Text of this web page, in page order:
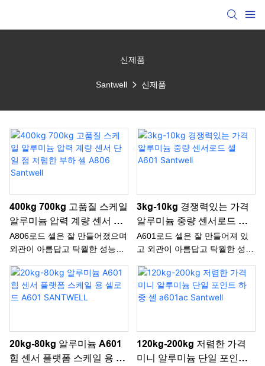
신제품
Santwell 신제품
400kg 700kg 고품질 스케일
알루미늄 압력 계량 센서 단
일 점 저렴한 부하 셀 A806
Santwell
A806로드 셀은 잘 만들어졌으며
외관이 아름답고 탁월한 성능과
니다. 그들이 시장에 나오면, 그
들은 대다수의 고객들이 빠르게
사랑 받고 추구했습니다.
3kg-10kg 경쟁력있는 가격
알루미늄 중량 센서로드 셀
A601 Santwell
A601로드 셀은 잘 만들어져 있
고 외관이 아름답고 탁월한 성능
있습니다. 그들이 시장에 나오
면, 그들은 대다수의 고객들이
빠르게 사랑 받고 추구했습니다.
20kg-80kg 알루미늄 A601
힘 센서 플랫폼 스케일 용 셀
120kg-200kg 저렴한 가격
미니 알루미늄 단일 포인트